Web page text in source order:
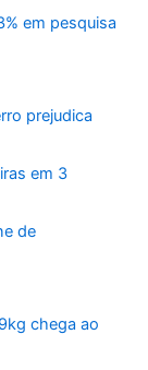
em pesquisa
prejudica
em 3
de
chega ao